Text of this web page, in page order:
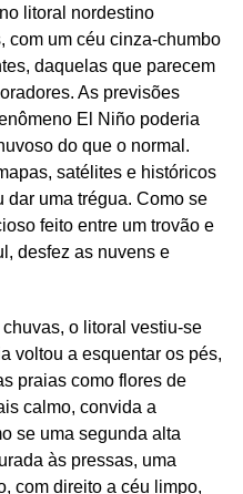
litoral nordestino
com um céu cinza-chumbo
daquelas que parecem
As previsões
El Niño poderia
do que o normal.
satélites e históricos
uma trégua. Como se
feito entre um trovão e
desfez as nuvens e
o litoral vestiu-se
voltou a esquentar os pés,
praias como flores de
calmo, convida a
se uma segunda alta
às pressas, uma
com direito a céu limpo,